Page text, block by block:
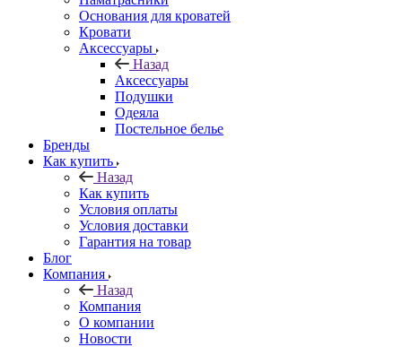
Основания для кроватей
Кровати
Аксессуары
Назад
Аксессуары
Подушки
Одеяла
Постельное белье
Бренды
Как купить
Назад
Как купить
Условия оплаты
Условия доставки
Гарантия на товар
Блог
Компания
Назад
Компания
О компании
Новости